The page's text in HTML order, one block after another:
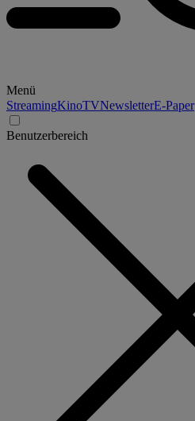
Menü
StreamingKinoTVNewsletterE-Paper
Benutzerbereich